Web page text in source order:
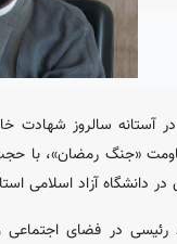
آستانه سالروز شهادت
«جنگ رمضان»، با
دانشگاه آزاد اسلامی
در فضای